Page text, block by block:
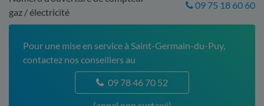
gaz / électricité
09 75 18 60 60
Pour une mise en service à Saint-Germain-du-Puy,
contactez nos conseillers au
09 78 46 70 52